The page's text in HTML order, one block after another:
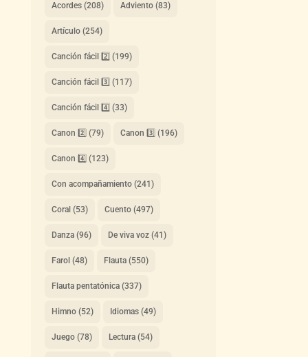
Acordes(208) Adviento(83)
Artículo(254)
Canción fácil 2️⃣ (199)
Canción fácil 3️⃣ (117)
Canción fácil 4️⃣ (33)
Canon 2️⃣ (79) Canon 3️⃣ (196)
Canon 4️⃣ (123)
Con acompañamiento(241)
Coral (53) Cuento(497)
Danza(96) De viva voz(41)
Farol (48) Flauta(550)
Flauta pentatónica(337)
Himno(52) Idiomas(49)
Juego(78) Lectura(54)